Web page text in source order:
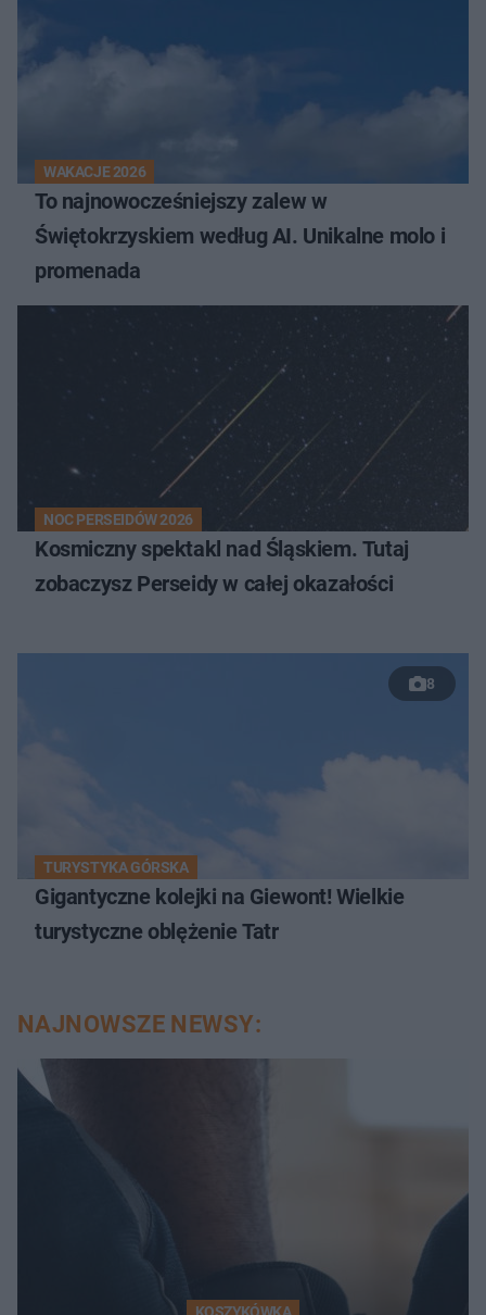
WAKACJE 2026
To najnowocześniejszy zalew w
Świętokrzyskiem według AI. Unikalne molo i
promenada
NOC PERSEIDÓW 2026
Kosmiczny spektakl nad Śląskiem. Tutaj
zobaczysz Perseidy w całej okazałości
8
TURYSTYKA GÓRSKA
Gigantyczne kolejki na Giewont! Wielkie
turystyczne oblężenie Tatr
NAJNOWSZE NEWSY:
KOSZYKÓWKA